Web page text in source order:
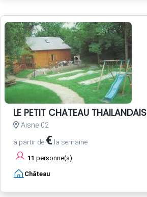
LE PETIT CHATEAU THAILANDAIS
Aisne 02
à partir de € la semaine
11 personne(s)
Château